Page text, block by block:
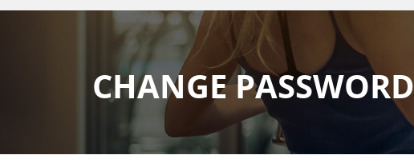
CHANGE PASSWORD